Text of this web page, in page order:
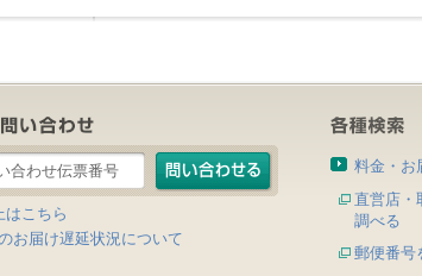
はこちら
お届け遅延状況について
料金・お
直営店・
調べる
郵便番号